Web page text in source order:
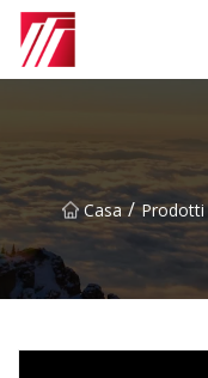
Casa / Prodotti